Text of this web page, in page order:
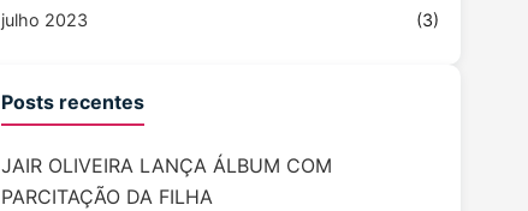
julho 2023 (3)
Posts recentes
JAIR OLIVEIRA LANÇA ÁLBUM COM
PARCITAÇÃO DA FILHA